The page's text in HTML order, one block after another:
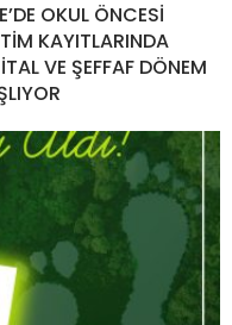
OKUL ÖNCESİ
KAYITLARINDA
VE ŞEFFAF DÖNEM